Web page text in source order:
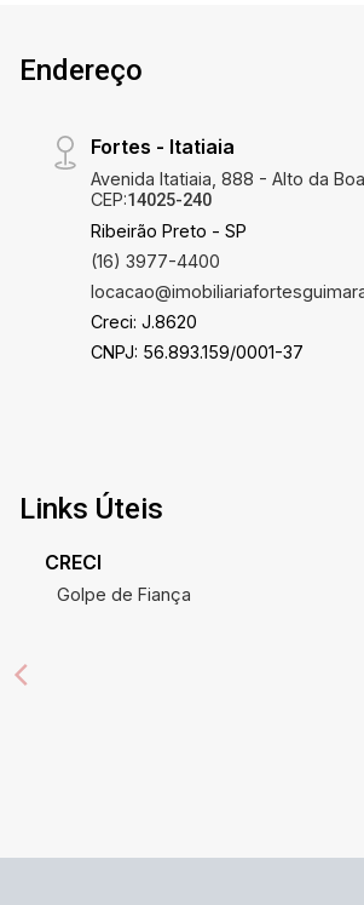
Endereço
Fortes - Itatiaia
Avenida Itatiaia, 888 - Alto da
CEP:14025-240
Ribeirão Preto - SP
(16) 3977-4400
Creci: J.8620
CNPJ: 56.893.159/0001-37
Links Úteis
CRECI
Golpe de Fiança